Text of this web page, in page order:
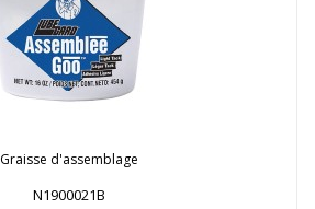
Graisse d'assemblage
N1900021B